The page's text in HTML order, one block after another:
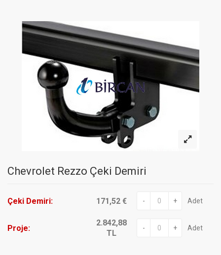
Chevrolet Rezzo Çeki Demiri
Çeki Demiri: 171,52 € - + Adet
Proje:
2.842,88
TL
- + Adet